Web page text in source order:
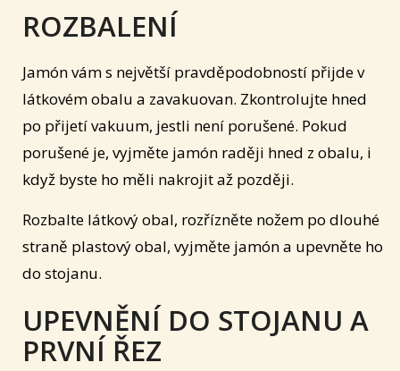
ROZBALENÍ
Jamón vám s největší pravděpodobností přijde v
látkovém obalu a zavakuovan. Zkontrolujte hned
po přijetí vakuum, jestli není porušené. Pokud
porušené je, vyjměte jamón raději hned z obalu, i
když byste ho měli nakrojit až později.
Rozbalte látkový obal, rozřízněte nožem po dlouhé
straně plastový obal, vyjměte jamón a upevněte ho
do stojanu.
UPEVNĚNÍ DO STOJANU A
PRVNÍ ŘEZ